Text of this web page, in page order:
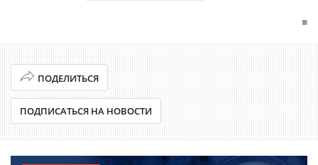
■
ПОДЕЛИТЬСЯ
ПОДПИСАТЬСЯ НА НОВОСТИ